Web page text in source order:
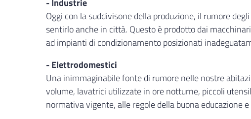
Oggi con la suddivisone della produzione, il rumore
sentirlo anche in città. Questo è prodotto dai
ad impianti di condizionamento posizionati
- Elettrodomestici
Una inimmaginabile fonte di rumore nelle nostre
volume, lavatrici utilizzate in ore notturne, piccoli
normativa vigente, alle regole della buona educazione